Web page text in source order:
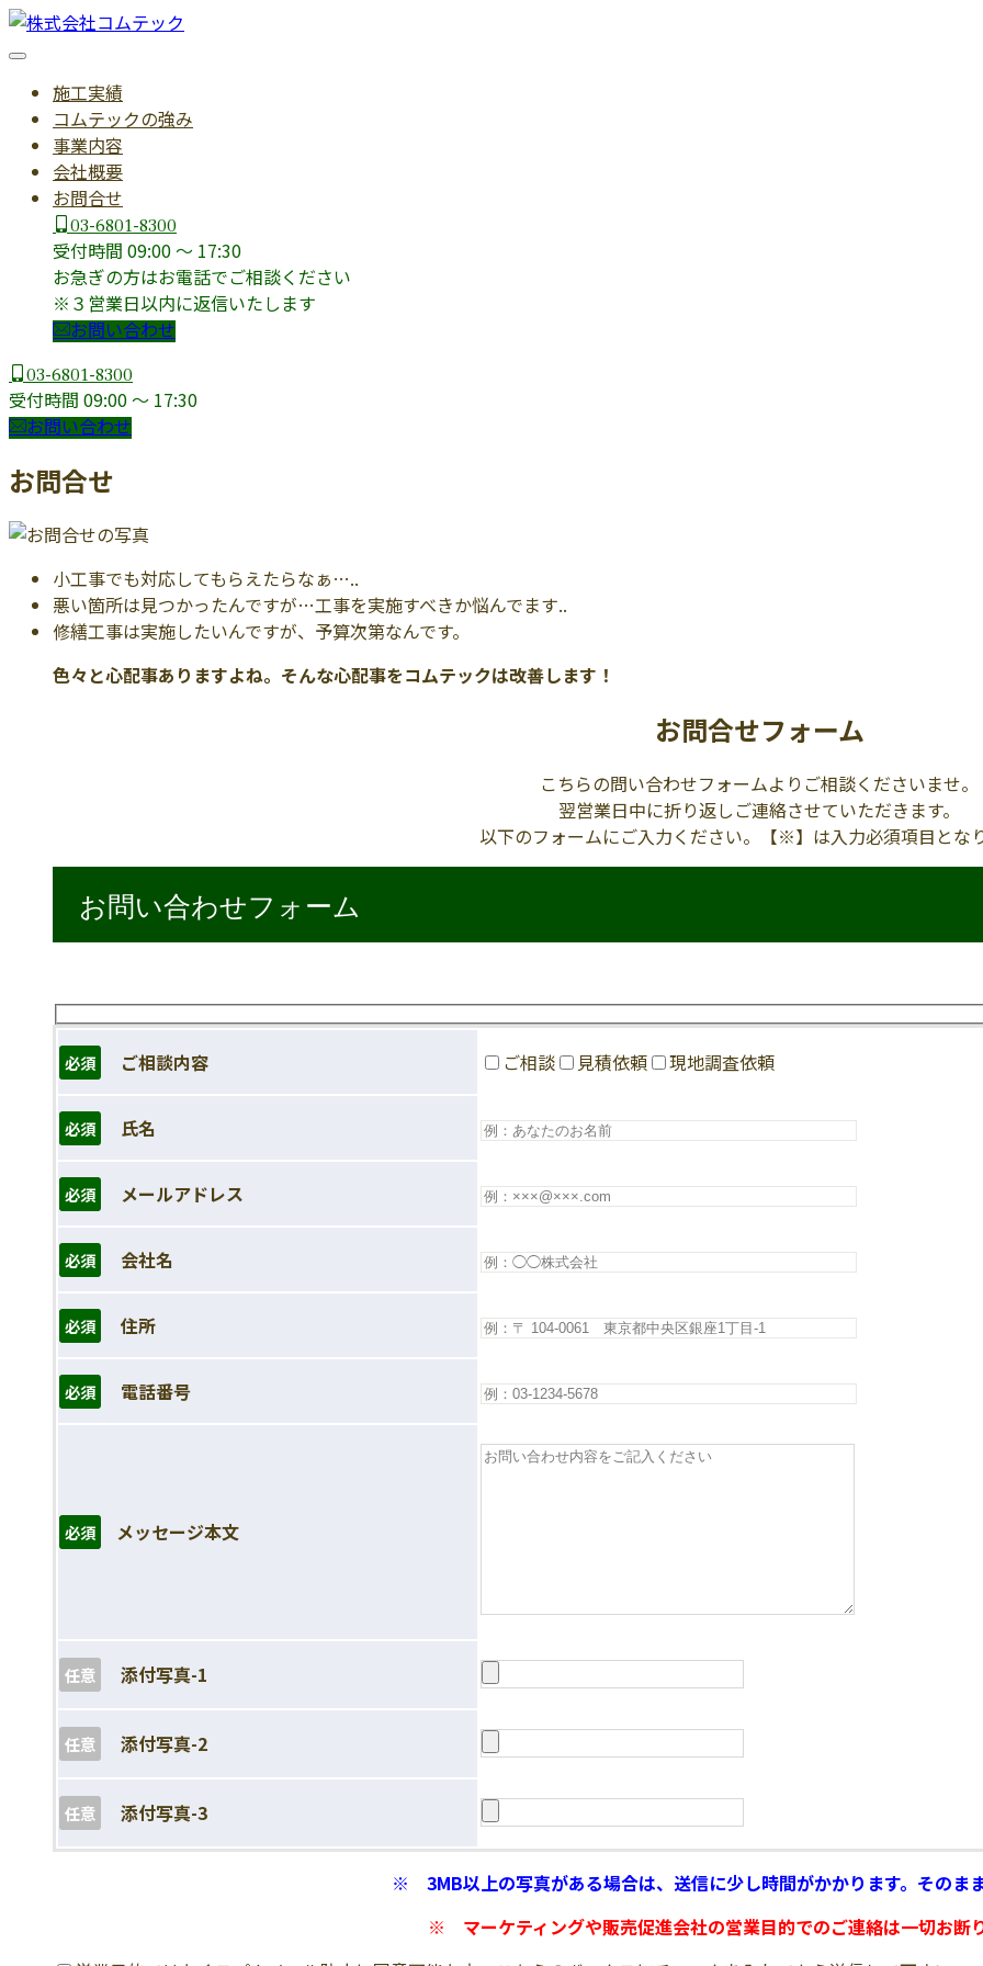
施工実績
コムテックの強み
事業内容
会社概要
お問合せ
03-6801-8300
受付時間 09:00 〜 17:30
お急ぎの方はお電話でご相談ください
※３営業日以内に返信いたします
お問い合わせ
03-6801-8300
受付時間 09:00 〜 17:30
お問い合わせ
お問合せ
小工事でも対応してもらえたらなぁ…..
悪い箇所は見つかったんですが…工事を実施すべきか悩んでます..
修繕工事は実施したいんですが、予算次第なんです。
色々と心配事ありますよね。そんな心配事をコムテックは改善します！
お問合せフォーム
こちらの問い合わせフォームよりご相談くださいませ。
翌営業日中に折り返しご連絡させていただきます。
以下のフォームにご入力ください。【※】は入力必須項目とな
お問い合わせフォーム
必須 ご相談内容 ご相談 見積依頼 現地調査依頼
必須 氏名
必須 メールアドレス
必須 会社名
必須 住所
必須 電話番号
必須 メッセージ本文
任意 添付写真-1
任意 添付写真-2
任意 添付写真-3
※ 3MB以上の写真がある場合は、送信に少し時間がかかります。そのま
※ マーケティングや販売促進会社の営業目的でのご連絡は一切お断